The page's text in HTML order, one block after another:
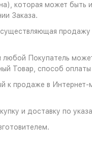
которая может быть
Заказа.
Покупатель
Товар, способ
к продаже в
и доставку по